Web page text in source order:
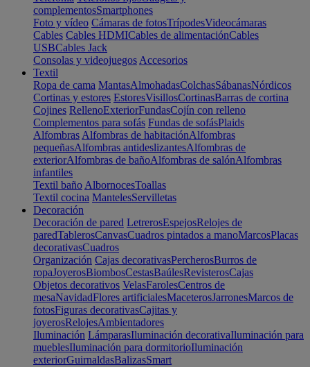
complementosSmartphones
Foto y vídeo Cámaras de fotosTrípodesVideocámaras
Cables Cables HDMICables de alimentaciónCables
USBCables Jack
Consolas y videojuegos Accesorios
Textil
Ropa de cama MantasAlmohadasColchasSábanasNórdicos
Cortinas y estores EstoresVisillosCortinasBarras de cortina
Cojines RellenoExteriorFundasCojín con relleno
Complementos para sofás Fundas de sofásPlaids
Alfombras Alfombras de habitaciónAlfombras
pequeñasAlfombras antideslizantesAlfombras de
exteriorAlfombras de bañoAlfombras de salónAlfombras
infantiles
Textil baño AlbornocesToallas
Textil cocina MantelesServilletas
Decoración
Decoración de pared LetrerosEspejosRelojes de
paredTablerosCanvasCuadros pintados a manoMarcosPlacas
decorativasCuadros
Organización Cajas decorativasPercherosBurros de
ropaJoyerosBiombosCestasBaúlesRevisterosCajas
Objetos decorativos VelasFarolesCentros de
mesaNavidadFlores artificialesMaceterosJarronesMarcos de
fotosFiguras decorativasCajitas y
joyerosRelojesAmbientadores
Iluminación LámparasIluminación decorativaIluminación para
mueblesIluminación para dormitorioIluminación
exteriorGuirnaldasBalizasSmart